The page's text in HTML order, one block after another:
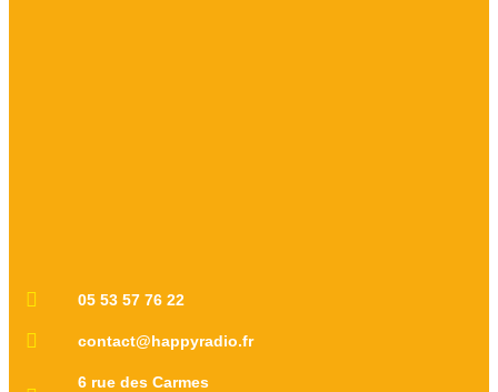
05 53 57 76 22
contact@happyradio.fr
6 rue des Carmes